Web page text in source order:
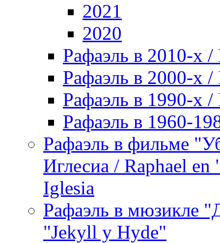
2021
2020
Рафаэль в 2010-х /
Рафаэль в 2000-х /
Рафаэль в 1990-х /
Рафаэль в 1960-
Рафаэль в фильме
Иглесиа / Raphael
Iglesia
Рафаэль в мюзикле
"Jekyll y Hyde"